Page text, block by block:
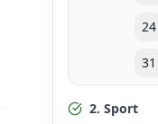
24
31
2. Sport